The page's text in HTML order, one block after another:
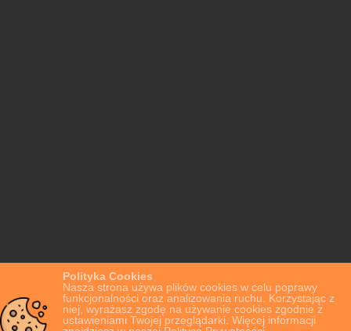
Polityka Cookies
Nasza strona używa plików cookies w celu poprawy
funkcjonalności oraz analizowania ruchu. Korzystając z
niej, wyrażasz zgodę na używanie cookies zgodnie z
ustawieniami Twojej przeglądarki. Więcej informacji